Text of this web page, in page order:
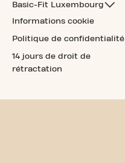
Basic-Fit Luxembourg
Informations cookie
Politique de confidentialité
14 jours de droit de
rétractation